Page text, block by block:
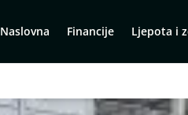
Naslovna Financije Ljepota i